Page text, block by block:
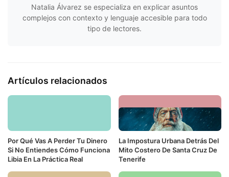
Natalia Álvarez se especializa en explicar asuntos
complejos con contexto y lenguaje accesible para todo
tipo de lectores.
Artículos relacionados
Por Qué Vas A Perder Tu Dinero
Si No Entiendes Cómo Funciona
Libia En La Práctica Real
La Impostura Urbana Detrás Del
Mito Costero De Santa Cruz De
Tenerife